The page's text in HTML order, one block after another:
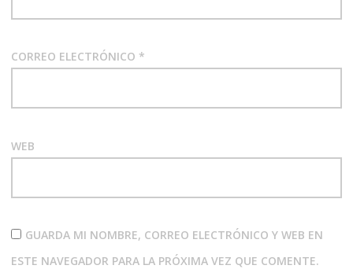
CORREO ELECTRÓNICO *
WEB
GUARDA MI NOMBRE, CORREO ELECTRÓNICO Y WEB EN
ESTE NAVEGADOR PARA LA PRÓXIMA VEZ QUE COMENTE.